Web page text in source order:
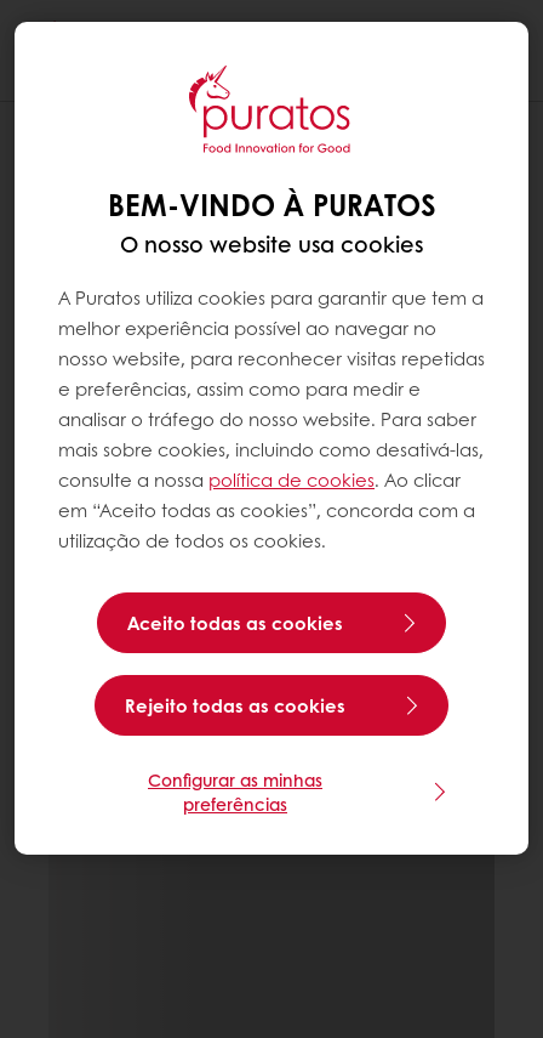
BEM-VINDO À PURATOS
O nosso website usa cookies
A Puratos utiliza cookies para garantir que tem a
melhor experiência possível ao navegar no
nosso website, para reconhecer visitas repetidas
e preferências, assim como para medir e
analisar o tráfego do nosso website. Para saber
mais sobre cookies, incluindo como desativá-las,
consulte a nossa política de cookies. Ao clicar
em “Aceito todas as cookies”, concorda com a
utilização de todos os cookies.
Aceito todas as cookies
Rejeito todas as cookies
Configurar as minhas
preferências